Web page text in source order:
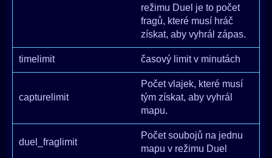
režimu Duel je to počet
fragů, které musí hráč
získat, aby vyhrál zápas.
timelimit časový limit v minutách
capturelimit
Počet vlajek, které musí
tým získat, aby vyhrál
mapu.
duel_fraglimit
Počet soubojů na jednu
mapu v režimu Duel